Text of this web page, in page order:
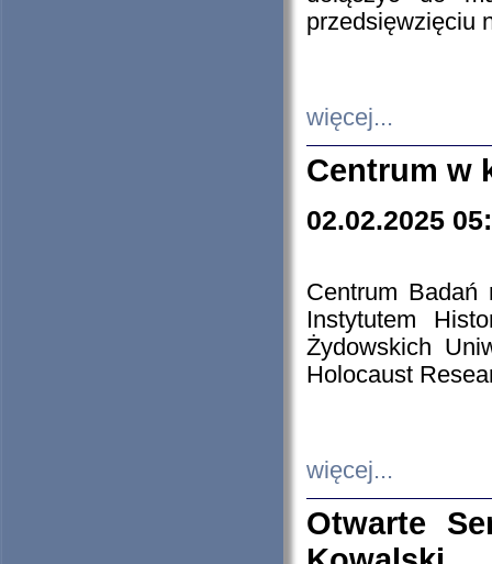
przedsięwzięciu
więcej...
Centrum w
02.02.2025
Centrum Badań
Instytutem
Żydowskich
Holocaust
więcej...
Otwarte